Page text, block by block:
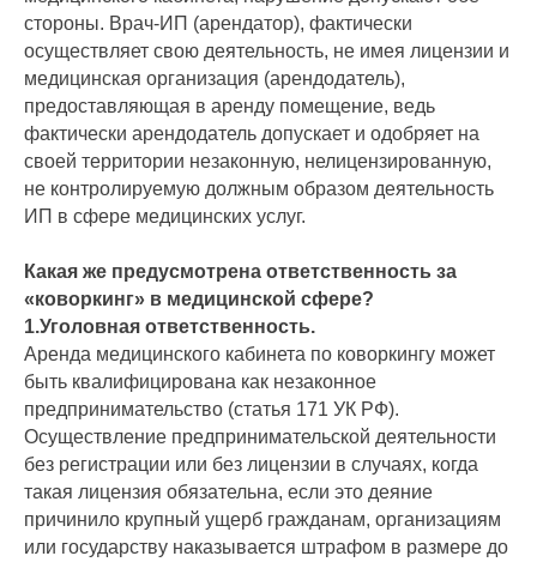
стороны. Врач-ИП (арендатор), фактически
осуществляет свою деятельность, не имея лицензии и
медицинская организация (арендодатель),
предоставляющая в аренду помещение, ведь
фактически арендодатель допускает и одобряет на
своей территории незаконную, нелицензированную,
не контролируемую должным образом деятельность
ИП в сфере медицинских услуг.
Какая же предусмотрена ответственность за
«коворкинг» в медицинской сфере?
1.Уголовная ответственность.
Аренда медицинского кабинета по коворкингу может
быть квалифицирована как незаконное
предпринимательство (статья 171 УК РФ).
Осуществление предпринимательской деятельности
без регистрации или без лицензии в случаях, когда
такая лицензия обязательна, если это деяние
причинило крупный ущерб гражданам, организациям
или государству наказывается штрафом в размере до